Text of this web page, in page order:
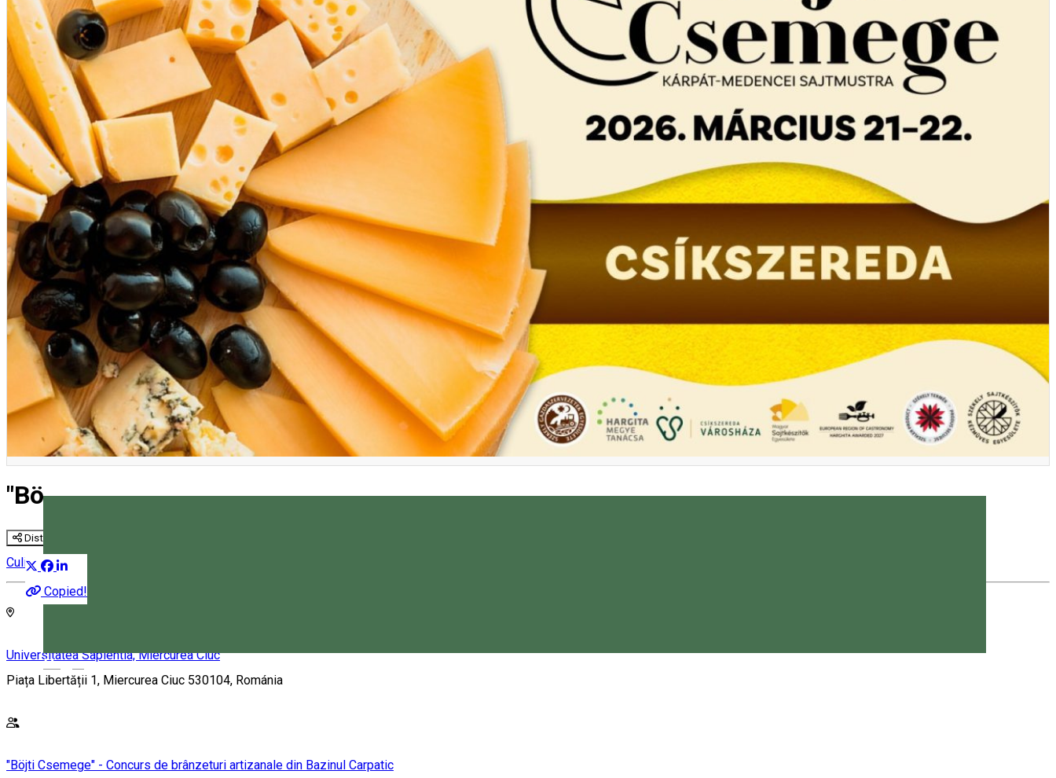
English
Magyar
Închirieri de biciclete
"Böjti Csemege" - Concurs de brânzeturi artizanale din Bazinul Carpatic
Distribuie
Copied!
CulinarFestival
Universitatea Sapientia, Miercurea Ciuc
Piața Libertății 1, Miercurea Ciuc 530104, Románia
"Böjti Csemege" - Concurs de brânzeturi artizanale din Bazinul Carpatic